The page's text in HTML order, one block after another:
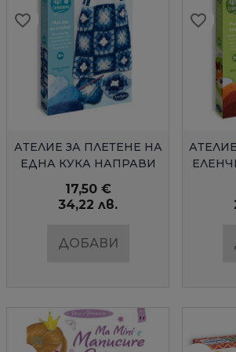
БЪРЗ ПРЕГЛЕД
АТЕЛИЕ ЗА ПЛЕТЕНЕ НА
ЕДНА КУКА НАПРАВИ
17,50 €
34,22 лв.
ДОБАВИ
favorite_border
favorite_border
favorite_border
favorite_border
favorite_border
favorite_border
favorite_border favorite_border
favorite_border
favorite_border
favorite_border
favorite_border
favorite_border
favorite_border